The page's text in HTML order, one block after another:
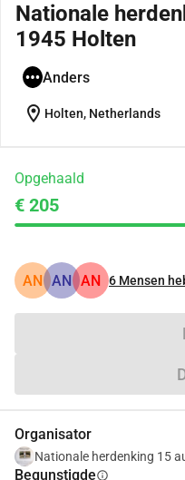
Nationale
1945 Holten
Anders
location_on Holten, Netherlands
Opgehaald
€ 205
AN AN AN 6 Mensen
Organisator
Nationale herdenking 15
Begunstigdeinfo